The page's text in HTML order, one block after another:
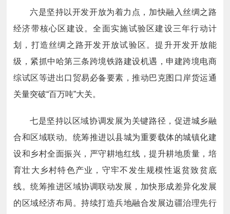
六是坚持以开发开放为着力点，加快融入丝绸之路
经济带核心区建设。全面实施试验区建设三年行动计
划，打造丝绸之路开发开放试验区。提升开发开放能
级，紧抓中哈第三条跨境铁路建设机遇，申建跨境电商
综试区等进出口贸易必备要素，推动巴克图口岸货运通
关量突破“百万吨”大关。
七是坚持以区域协调发展为关键路径，促进城乡融
合和区域联动。统筹推进以县城为重要载体的城镇化建
设和乡村全面振兴，严守耕地红线，提升耕地质量，培
育壮大乡村特色产业，守牢不发生规模性返贫致贫底
线。统筹推进区域协调联动发展，加快形成差异化发展
的区域经济布局。持续打造兵地融合发展边疆治理先行